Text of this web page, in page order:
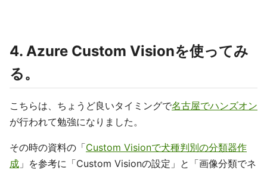
4. Azure Custom Visionを使ってみ
る。
こちらは、ちょうど良いタイミングで名古屋でハンズオン
が行われて勉強になりました。
その時の資料の「Custom Visionで犬種判別の分類器作
成 」を参考に「Custom Visionの設定」と「画像分類でネ